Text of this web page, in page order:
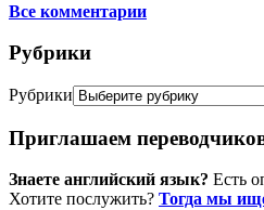
Все комментарии
Рубрики
Рубрики
Приглашаем
Знаете английский язык? Есть
Хотите послужить? Тогда мы